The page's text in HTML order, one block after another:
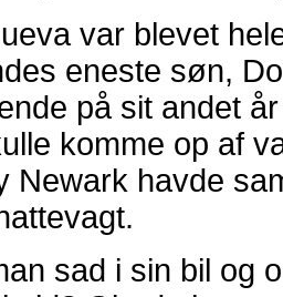
var blevet
eneste søn,
på sit andet
komme op af
Newark havde
sad i sin bil og